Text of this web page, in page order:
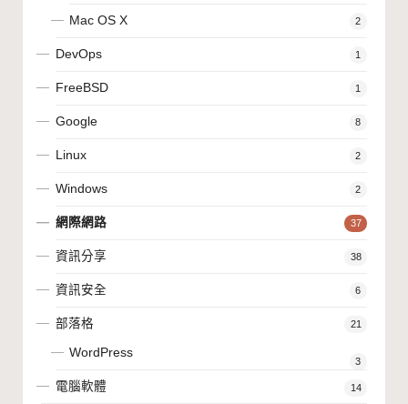
Mac OS X 2
DevOps 1
FreeBSD 1
Google 8
Linux 2
Windows 2
網際網路 37
資訊分享 38
資訊安全 6
部落格 21
WordPress
3
電腦軟體 14